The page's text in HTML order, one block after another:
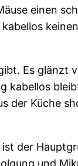
einen
Es glänzt
kabellos
der Küche
der
und